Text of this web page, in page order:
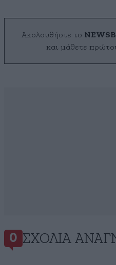
Ακολουθήστε το
και μάθετε
0 ΣΧΌΛΙΑ